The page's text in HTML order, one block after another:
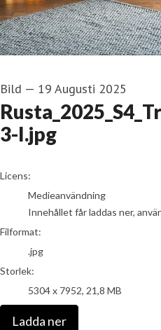
Bild — 19 Augusti 2025
3-I.jpg
go to media item
Licens:
Medieanvändning
Innehållet får laddas ner,
Filformat:
.jpg
Storlek:
5304 x 7952, 21,8 MB
Ladda ner